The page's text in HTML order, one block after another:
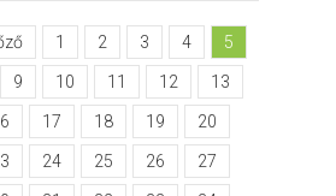
1 2 3 4 5
9 10 11 12 13
17 18 19 20
24 25 26 27